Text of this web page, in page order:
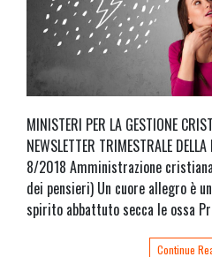
MINISTERI PER LA GESTIONE
NEWSLETTER TRIMESTRALE
8/2018 Amministrazione
dei pensieri) Un cuore allegro è
spirito abbattuto secca le ossa
Continue